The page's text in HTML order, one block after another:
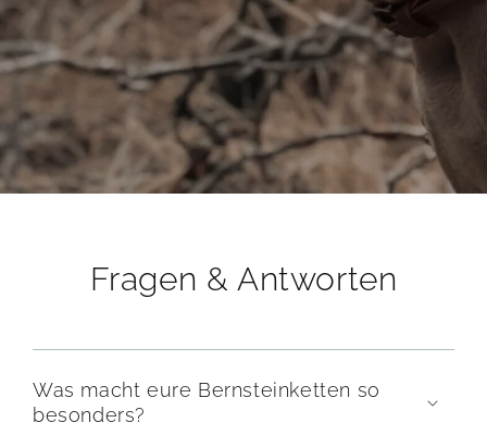
Fragen & Antworten
Was macht eure Bernsteinketten so
besonders?